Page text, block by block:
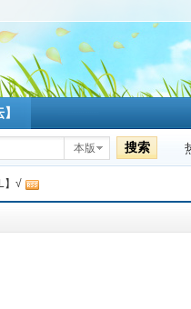
本版 搜索
】√